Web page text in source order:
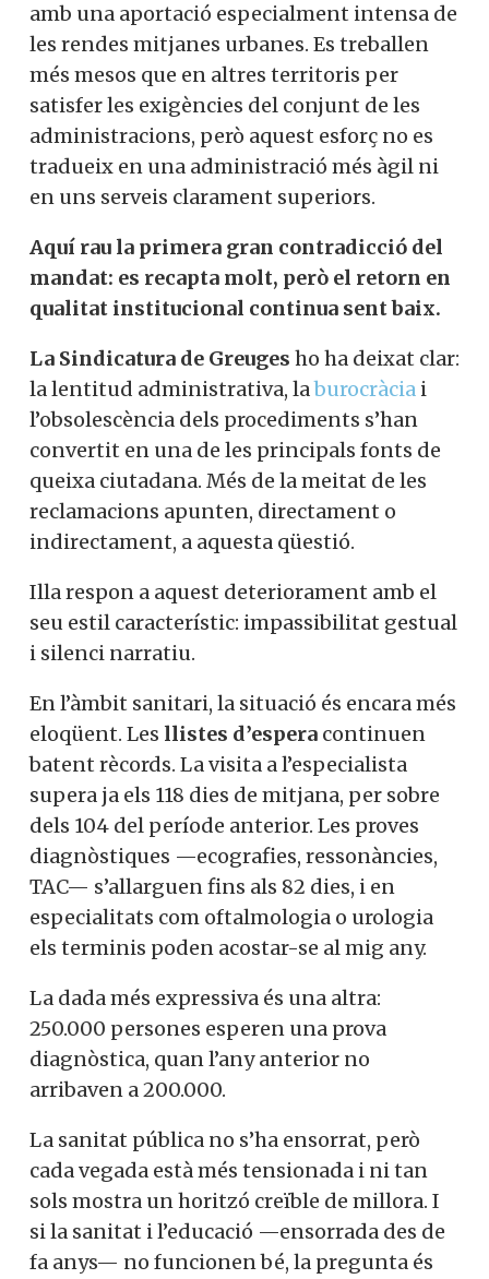
amb una aportació especialment intensa de
les rendes mitjanes urbanes. Es treballen
més mesos que en altres territoris per
satisfer les exigències del conjunt de les
administracions, però aquest esforç no es
tradueix en una administració més àgil ni
en uns serveis clarament superiors.
Aquí rau la primera gran contradicció del
mandat: es recapta molt, però el retorn en
qualitat institucional continua sent baix.
La Sindicatura de Greuges ho ha deixat clar:
la lentitud administrativa, laburocràcia i
l’obsolescència dels procediments s’han
convertit en una de les principals fonts de
queixa ciutadana. Més de la meitat de les
reclamacions apunten, directament o
indirectament, a aquesta qüestió.
Illa respon a aquest deteriorament amb el
seu estil característic: impassibilitat gestual
i silenci narratiu.
En l’àmbit sanitari, la situació és encara més
eloqüent. Les llistes d’espera continuen
batent rècords. La visita a l’especialista
supera ja els 118 dies de mitjana, per sobre
dels 104 del període anterior. Les proves
diagnòstiques —ecografies, ressonàncies,
TAC— s’allarguen fins als 82 dies, i en
especialitats com oftalmologia o urologia
els terminis poden acostar-se al mig any.
La dada més expressiva és una altra:
250.000 persones esperen una prova
diagnòstica, quan l’any anterior no
arribaven a 200.000.
La sanitat pública no s’ha ensorrat, però
cada vegada està més tensionada i ni tan
sols mostra un horitzó creïble de millora. I
si la sanitat i l’educació —ensorrada des de
fa anys— no funcionen bé, la pregunta és